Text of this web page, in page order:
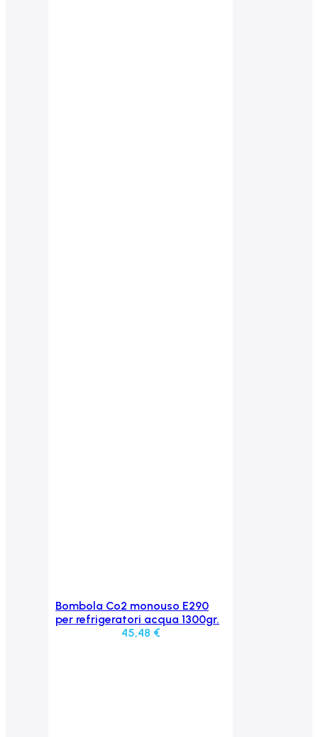
Aggiungi al carrello
Bombola Co2 monouso E290
per refrigeratori acqua 1300gr.
45,48 €